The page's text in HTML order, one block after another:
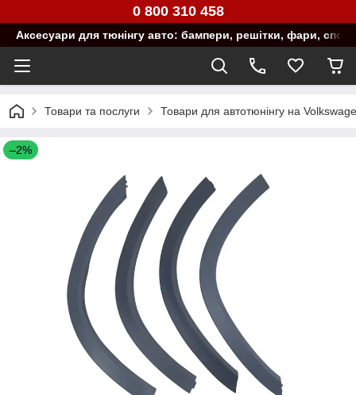
0 800 310 458
Аксесуари для тюнінгу авто: бампери, решітки, фари,
Товари та послуги Товари для автотюнінгу на
–2%